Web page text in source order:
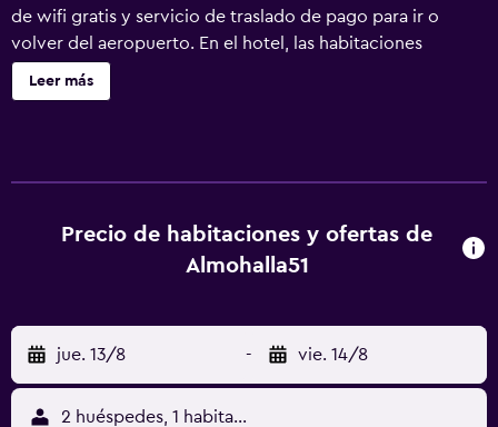
de wifi gratis y servicio de traslado de pago para ir o
volver del aeropuerto. En el hotel, las habitaciones
disponen de armario. Todas las habitaciones incluyen baño
privado con ducha, artículos de aseo gratuitos y secador
Almohalla51, y la zona es ideal para practicar senderismo y
ciclismo. El aeropuerto (Aeropuerto Federico García Lorca
Leer más
Precio de habitaciones y ofertas de
Almohalla51
jue. 13/8 - vie. 14/8
2 huéspedes, 1 habitación